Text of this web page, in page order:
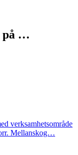
på …
verksamhetsområde
Mellanskog…